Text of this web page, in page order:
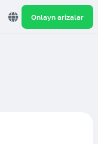
Onlayn arizalar